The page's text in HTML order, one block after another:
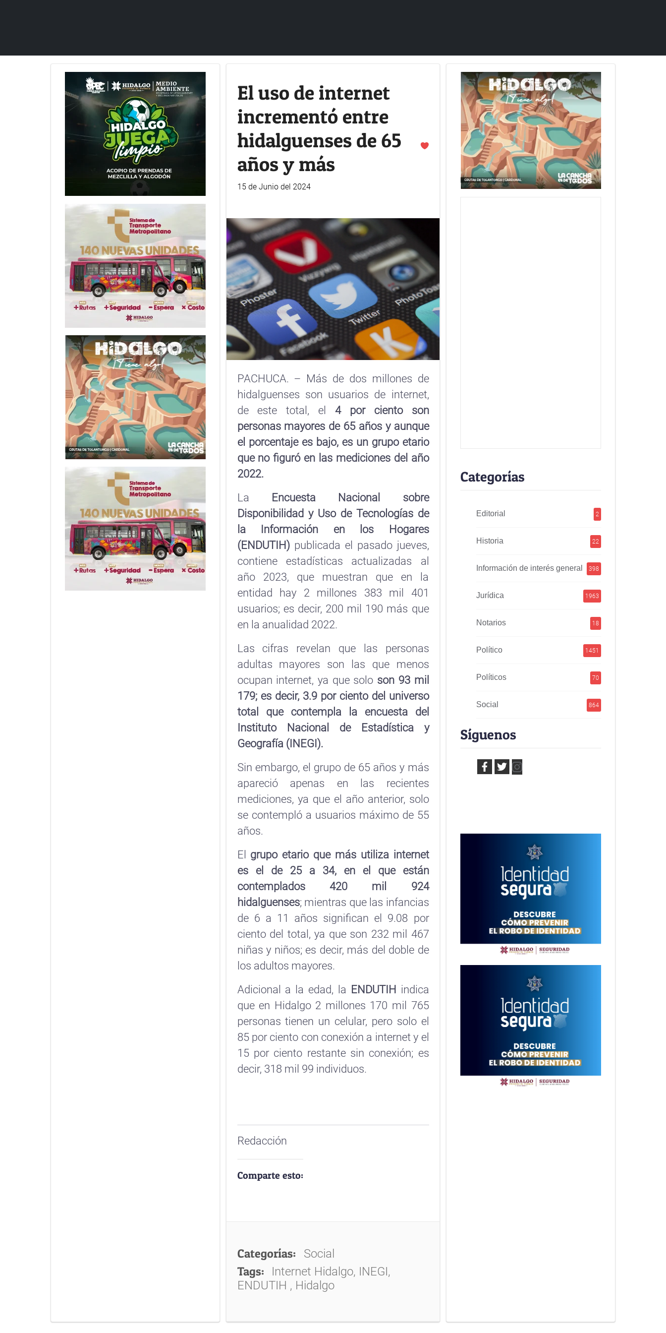
El uso de internet
incrementó entre
hidalguenses de 65
años y más
15 de Junio del 2024
PACHUCA. – Más de dos millones de
hidalguenses son usuarios de internet,
de este total, el 4 por ciento son
personas mayores de 65 años y aunque
el porcentaje es bajo, es un grupo etario
que no figuró en las mediciones del año
2022.
La
Encuesta Nacional sobre
Disponibilidad y Uso de Tecnologías de
la Información en los Hogares
(ENDUTIH) publicada el pasado jueves,
contiene estadísticas actualizadas al
año 2023, que muestran que en la
entidad hay 2 millones 383 mil 401
usuarios; es decir, 200 mil 190 más que
en la anualidad 2022.
Las cifras revelan que las personas
adultas mayores son las que menos
ocupan internet, ya que solo son 93 mil
179; es decir, 3.9 por ciento del universo
total que contempla la encuesta del
Instituto Nacional de Estadística y
Geografía (INEGI).
Sin embargo, el grupo de 65 años y más
apareció apenas en las recientes
mediciones, ya que el año anterior, solo
se contempló a usuarios máximo de 55
años.
El grupo etario que más utiliza internet
es el de 25 a 34, en el que están
contemplados 420 mil 924
hidalguenses; mientras que las infancias
de 6 a 11 años significan el 9.08 por
ciento del total, ya que son 232 mil 467
niñas y niños; es decir, más del doble de
los adultos mayores.
Adicional a la edad, la ENDUTIH indica
que en Hidalgo 2 millones 170 mil 765
personas tienen un celular, pero solo el
85 por ciento con conexión a internet y el
15 por ciento restante sin conexión; es
decir, 318 mil 99 individuos.
Redacción
Comparte esto:
Categorías: Social
Tags:
Internet Hidalgo, INEGI,
ENDUTIH , Hidalgo
Categorías
Editorial 2
Historia 22
Información de interés general 398
Jurídica 1963
Notarios 18
Político 1451
Políticos 70
Social 864
Síguenos